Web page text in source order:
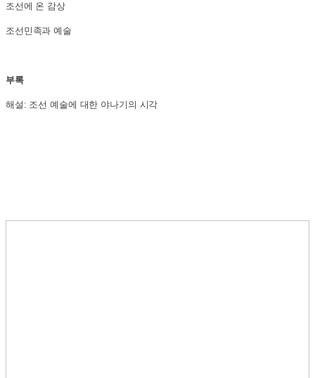
조선에 온 감상
조선민족과 예술
부록
해설: 조선 예술에 대한 야나기의 시각